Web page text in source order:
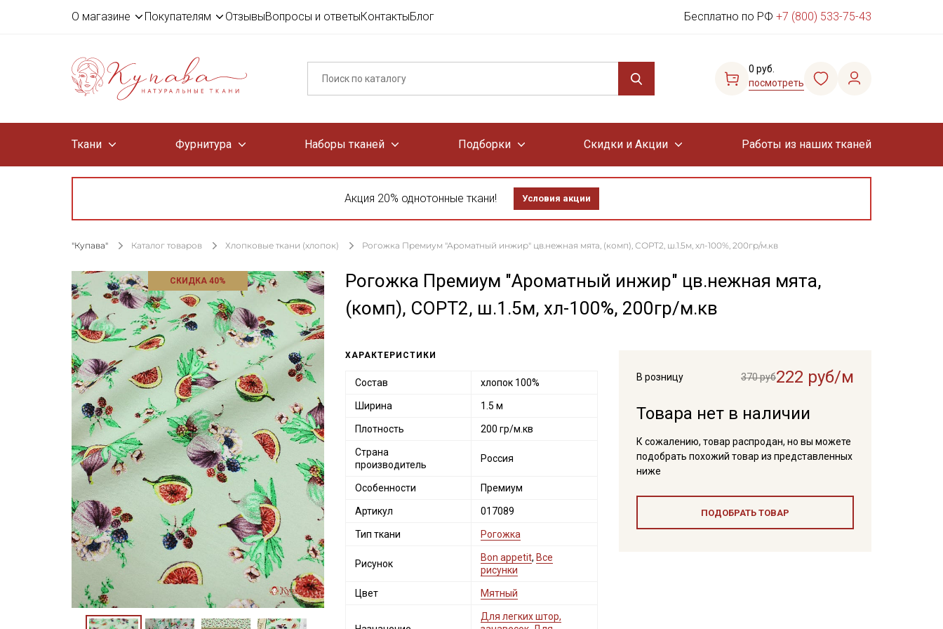
О магазине Покупателям ОтзывыВопросы и ответыКонтактыБлог Бесплатно по РФ +7 (800) 533-75-43
0 руб.
посмотреть
Ткани Фурнитура Наборы тканей Подборки Скидки и Акции Работы из наших тканей
Акция 20% однотонные ткани! Условия акции
"Купава" Каталог товаров Хлопковые ткани (хлопок) Рогожка Премиум "Ароматный инжир" цв.нежная мята, (комп), СОРТ2, ш.1.5м, хл-100%, 200гр/м.кв
СКИДКА 40%
Рогожка Премиум "Ароматный инжир" цв.нежная мята,
(комп), СОРТ2, ш.1.5м, хл-100%, 200гр/м.кв
В розницу 370 руб222 руб/м
Товара нет в наличии
К сожалению, товар распродан, но вы можете
подобрать похожий товар из представленных
ниже
ПОДОБРАТЬ ТОВАР
ХАРАКТЕРИСТИКИ
Состав хлопок 100%
Ширина 1.5 м
Плотность 200 гр/м.кв
Страна
производитель
Россия
Особенности Премиум
Артикул 017089
Тип ткани Рогожка
Рисунок
Bon appetit, Все
рисунки
Цвет Мятный
Для легких штор,